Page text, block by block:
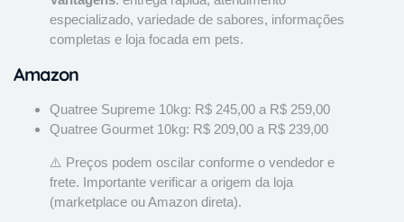
especializado, variedade de sabores, informações
completas e loja focada em pets.
Amazon
Quatree Supreme 10kg: R$ 245,00 a R$ 259,00
Quatree Gourmet 10kg: R$ 209,00 a R$ 239,00
⚠️ Preços podem oscilar conforme o vendedor e
frete. Importante verificar a origem da loja
(marketplace ou Amazon direta).